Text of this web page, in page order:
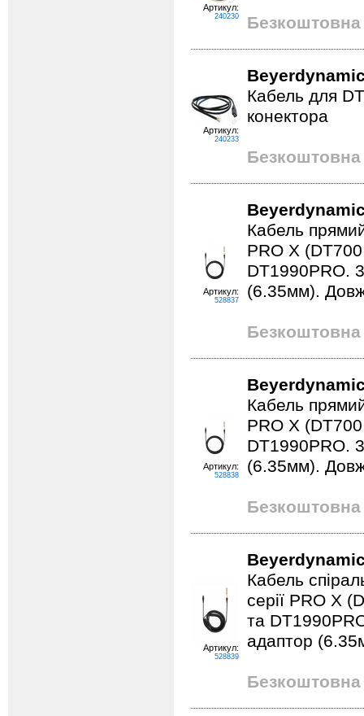
Артикул:
240230 Безкоштовна
Артикул:
240233
Кабель для
конектора
Безкоштовна
Артикул:
528837
Кабель
PRO X
DT1990PRO.
(6.35мм).
Безкоштовна
Артикул:
528838
Кабель
PRO X
DT1990PRO.
(6.35мм).
Безкоштовна
Артикул:
528839
Кабель
серії PRO X
та
адаптор
Безкоштовна